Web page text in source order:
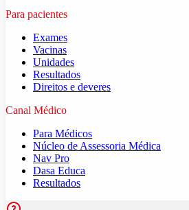
Para pacientes
Exames
Vacinas
Unidades
Resultados
Direitos e deveres
Canal Médico
Para Médicos
Núcleo de Assessoria Médica
Nav Pro
Dasa Educa
Resultados